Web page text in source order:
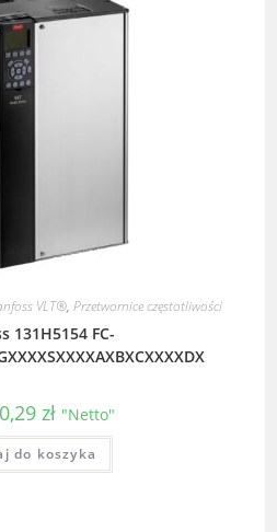
VLT®, Przetwornice częstotliwości
131H5154 FC-
zł "Netto"
do koszyka